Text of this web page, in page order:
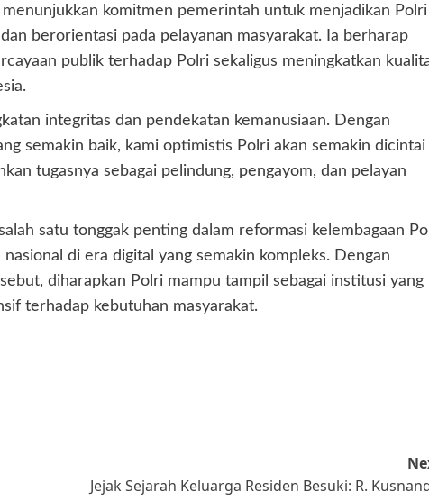
komitmen pemerintah untuk menjadikan Polri
berorientasi pada pelayanan masyarakat. Ia berharap
publik terhadap Polri sekaligus meningkatkan
integritas dan pendekatan kemanusiaan. Dengan
semakin baik, kami optimistis Polri akan semakin dicintai
tugasnya sebagai pelindung, pengayom, dan pelayan
satu tonggak penting dalam reformasi kelembagaan
di era digital yang semakin kompleks. Dengan
diharapkan Polri mampu tampil sebagai institusi yang
terhadap kebutuhan masyarakat.
Jejak Sejarah Keluarga Residen Besuki: R.